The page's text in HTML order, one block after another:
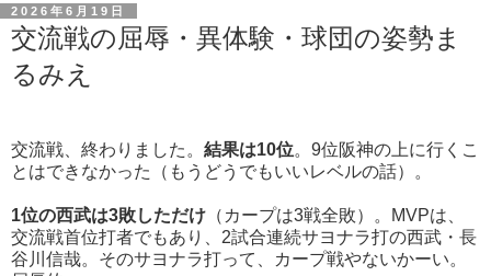
2026年6月19日
交流戦の屈辱・異体験・球団の姿勢ま
るみえ
交流戦、終わりました。 結果は10位。9位阪神の上に行くこ
とはできなかった（もうどうでもいいレベルの話）。
1位の西武は3敗しただけ （カープは3戦全敗）。MVPは、
交流戦首位打者でもあり、2試合連続サヨナラ打の西武・長
谷川信哉。そのサヨナラ打って、カープ戦やないかーい。